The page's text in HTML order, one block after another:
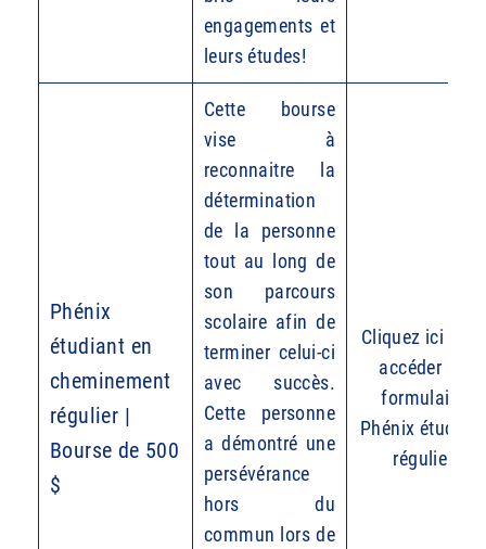
engagements et
leurs études!
Phénix
étudiant en
cheminement
régulier |
Bourse de 500
$
Cette bourse
vise à
reconnaitre la
détermination
de la personne
tout au long de
son parcours
scolaire afin de
terminer celui-ci
avec succès.
Cette personne
a démontré une
persévérance
hors du
commun lors de
Cliquez ici pour
accéder au
formulaire
Phénix étudiant
régulier